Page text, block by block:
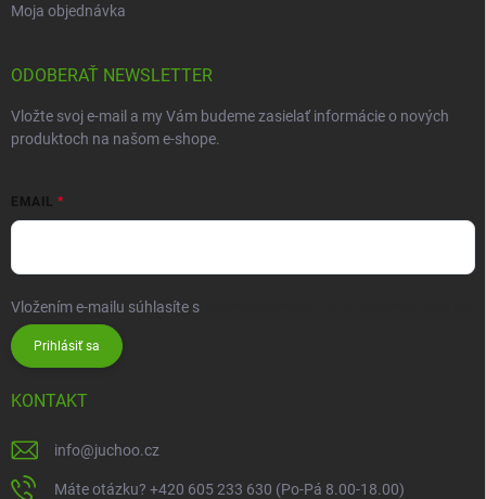
Moja objednávka
ODOBERAŤ NEWSLETTER
Vložte svoj e-mail a my Vám budeme zasielať informácie o nových
produktoch na našom e-shope.
EMAIL
Vložením e-mailu súhlasíte s
Prihlásiť sa
KONTAKT
info@juchoo.cz
Máte otázku? +420 605 233 630 (Po-Pá 8.00-18.00)